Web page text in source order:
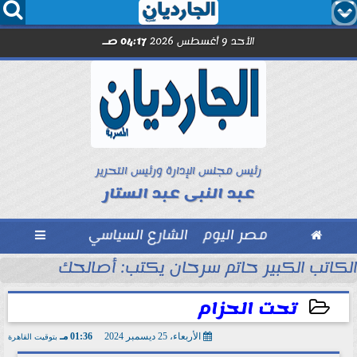
  
الأحد 9 أغسطس 2026 04:17 صـ
رئيس مجلس الإدارة ورئيس التحرير
عبد النبى عبد الستار
 مصر اليوم الشارع السياسي 
الكاتب الكبير حاتم سرحان يكتب: أصالحك على إيه
تحت الحزام
الأربعاء، 25 ديسمبر 2024 01:36 مـ بتوقيت القاهرة